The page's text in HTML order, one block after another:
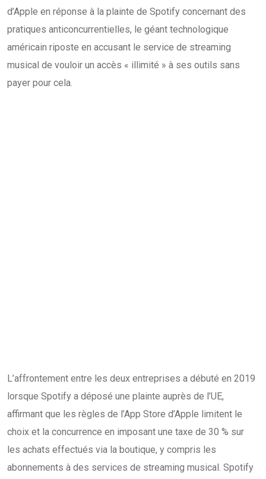
d’Apple en réponse à la plainte de Spotify concernant des
pratiques anticoncurrentielles, le géant technologique
américain riposte en accusant le service de streaming
musical de vouloir un accès « illimité » à ses outils sans
payer pour cela.
L’affrontement entre les deux entreprises a débuté en 2019
lorsque Spotify a déposé une plainte auprès de l’UE,
affirmant que les règles de l’App Store d’Apple limitent le
choix et la concurrence en imposant une taxe de 30 % sur
les achats effectués via la boutique, y compris les
abonnements à des services de streaming musical. Spotify